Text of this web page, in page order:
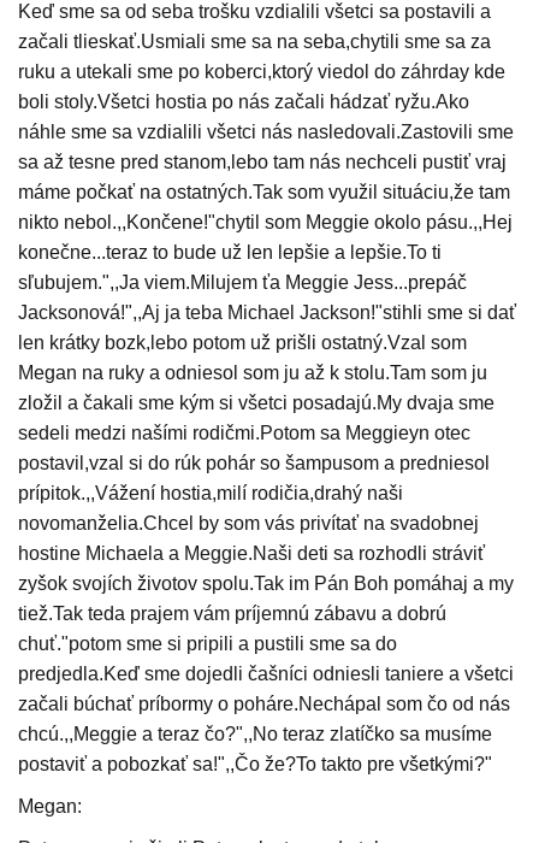
Keď sme sa od seba trošku vzdialili všetci sa postavili a
začali tlieskať.Usmiali sme sa na seba,chytili sme sa za
ruku a utekali sme po koberci,ktorý viedol do záhrday kde
boli stoly.Všetci hostia po nás začali hádzať ryžu.Ako
náhle sme sa vzdialili všetci nás nasledovali.Zastovili sme
sa až tesne pred stanom,lebo tam nás nechceli pustiť vraj
máme počkať na ostatných.Tak som využil situáciu,že tam
nikto nebol.,,Končene!"chytil som Meggie okolo pásu.,,Hej
konečne...teraz to bude už len lepšie a lepšie.To ti
sľubujem.",,Ja viem.Milujem ťa Meggie Jess...prepáč
Jacksonová!",,Aj ja teba Michael Jackson!"stihli sme si dať
len krátky bozk,lebo potom už prišli ostatný.Vzal som
Megan na ruky a odniesol som ju až k stolu.Tam som ju
zložil a čakali sme kým si všetci posadajú.My dvaja sme
sedeli medzi našími rodičmi.Potom sa Meggieyn otec
postavil,vzal si do rúk pohár so šampusom a predniesol
prípitok.,,Vážení hostia,milí rodičia,drahý naši
novomanželia.Chcel by som vás privítať na svadobnej
hostine Michaela a Meggie.Naši deti sa rozhodli stráviť
zyšok svojích životov spolu.Tak im Pán Boh pomáhaj a my
tiež.Tak teda prajem vám príjemnú zábavu a dobrú
chuť."potom sme si pripili a pustili sme sa do
predjedla.Keď sme dojedli čašníci odniesli taniere a všetci
začali búchať príbormy o poháre.Nechápal som čo od nás
chcú.,,Meggie a teraz čo?",,No teraz zlatíčko sa musíme
postaviť a pobozkať sa!",,Čo že?To takto pre všetkými?"
Megan: